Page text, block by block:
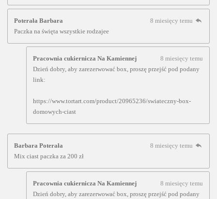
Poterała Barbara
8 miesięcy temu
Paczka na święta wszystkie rodzajee
Pracownia cukiernicza Na Kamiennej
8 miesięcy temu
Dzień dobry, aby zarezerwować box, proszę przejść pod podany
link:
https://www.tortart.com/product/20965236/swiateczny-box-
domowych-ciast
Barbara Poterała
8 miesięcy temu
Mix ciast paczka za 200 zł
Pracownia cukiernicza Na Kamiennej
8 miesięcy temu
Dzień dobry, aby zarezerwować box, proszę przejść pod podany